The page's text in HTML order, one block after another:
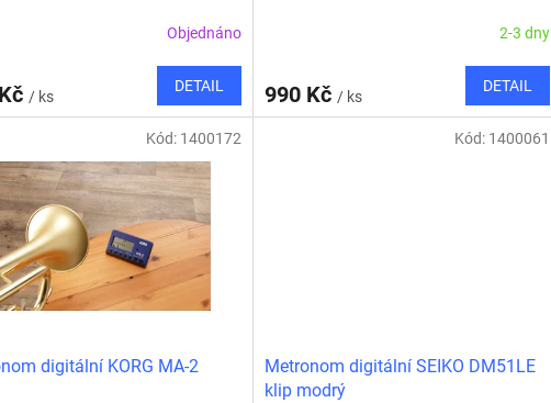
Objednáno
/ ks
DETAIL
2-3 dny
990 Kč / ks
DETAIL
digitální KORG MA-2
Kód: 1400172
Metronom digitální SEIKO DM51LE
klip modrý
Kód: 1400061